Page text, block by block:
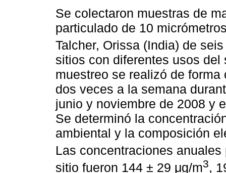
Se colectaron muestras de
particulado de 10
Talcher, Orissa (India) de
sitios con diferentes usos del
muestreo se realizó de forma
dos veces a la semana
junio y noviembre de 2008 y
Se determinó la
ambiental y la composición
Las concentraciones
sitio fueron 144 ± 29 μg/m3,